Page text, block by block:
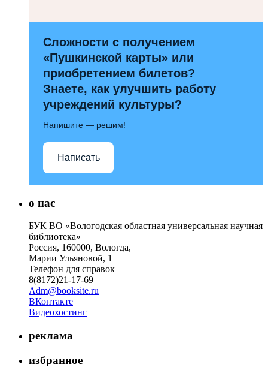
Сложности с получением
«Пушкинской карты» или
приобретением билетов?
Знаете, как улучшить работу
учреждений культуры?
Напишите — решим!
Написать
о нас
БУК ВО «Вологодская областная универсальная научная
библиотека»
Россия, 160000, Вологда,
Марии Ульяновой, 1
Телефон для справок –
8(8172)21-17-69
Adm@booksite.ru
ВКонтакте
Видеохостинг
реклама
избранное